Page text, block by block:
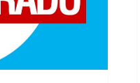
Nacional Portada